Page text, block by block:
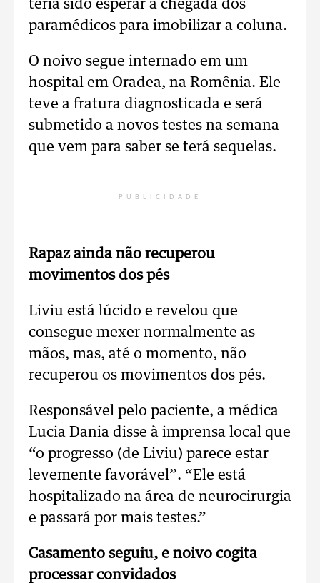
teria sido esperar a chegada dos
paramédicos para imobilizar a coluna.
O noivo segue internado em um
hospital em Oradea, na Romênia. Ele
teve a fratura diagnosticada e será
submetido a novos testes na semana
que vem para saber se terá sequelas.
PUBLICIDADE
Rapaz ainda não recuperou
movimentos dos pés
Liviu está lúcido e revelou que
consegue mexer normalmente as
mãos, mas, até o momento, não
recuperou os movimentos dos pés.
Responsável pelo paciente, a médica
Lucia Dania disse à imprensa local que
“o progresso (de Liviu) parece estar
levemente favorável”. “Ele está
hospitalizado na área de neurocirurgia
e passará por mais testes.”
Casamento seguiu, e noivo cogita
processar convidados